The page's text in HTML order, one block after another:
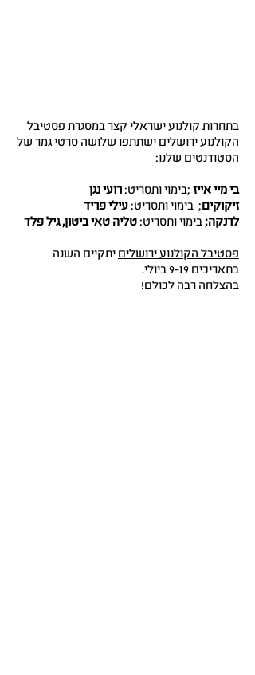
בתחרות קולנוע ישראלי קצרבמסגרת פסטיבל
הקולנוע ירושלים ישתתפו שלושה סרטי גמר של
הסטודנטים שלנו:
בי מיי אייז ;בימוי ותסריט: רועי נגן
זיקוקים; בימוי ותסריט: עילי פריד
לרנקה;בימוי ותסריט: טליה טאי ביטון, גיל פלד
פסטיבל הקולנוע ירושליםיתקיים השנה
בתאריכים 9-19 ביולי.
בהצלחה רבה לכולם!